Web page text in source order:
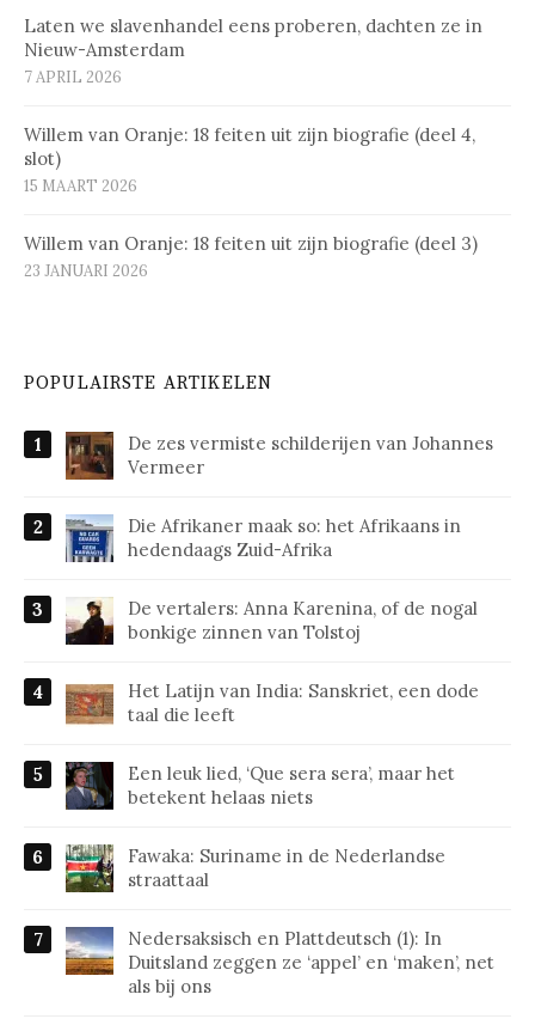
Laten we slavenhandel eens proberen, dachten ze in
Nieuw-Amsterdam
7 APRIL 2026
Willem van Oranje: 18 feiten uit zijn biografie (deel 4,
slot)
15 MAART 2026
Willem van Oranje: 18 feiten uit zijn biografie (deel 3)
23 JANUARI 2026
POPULAIRSTE ARTIKELEN
De zes vermiste schilderijen van Johannes
Vermeer
Die Afrikaner maak so: het Afrikaans in
hedendaags Zuid-Afrika
De vertalers: Anna Karenina, of de nogal
bonkige zinnen van Tolstoj
Het Latijn van India: Sanskriet, een dode
taal die leeft
Een leuk lied, ‘Que sera sera’, maar het
betekent helaas niets
Fawaka: Suriname in de Nederlandse
straattaal
Nedersaksisch en Plattdeutsch (1): In
Duitsland zeggen ze ‘appel’ en ‘maken’, net
als bij ons